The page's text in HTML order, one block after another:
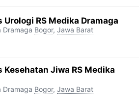
Urologi RS Medika Dramaga
Dramaga Bogor, Jawa Barat
Kesehatan Jiwa RS Medika
Dramaga Bogor, Jawa Barat